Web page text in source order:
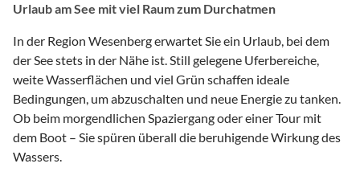
Urlaub am See mit viel Raum zum Durchatmen
In der Region Wesenberg erwartet Sie ein Urlaub, bei dem
der See stets in der Nähe ist. Still gelegene Uferbereiche,
weite Wasserflächen und viel Grün schaffen ideale
Bedingungen, um abzuschalten und neue Energie zu tanken.
Ob beim morgendlichen Spaziergang oder einer Tour mit
dem Boot – Sie spüren überall die beruhigende Wirkung des
Wassers.